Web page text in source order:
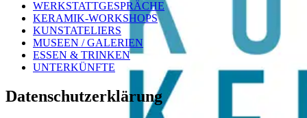
WERKSTATTGESPRÄCHE
KERAMIK-WORKSHOPS
KUNSTATELIERS
MUSEEN / GALERIEN
ESSEN & TRINKEN
UNTERKÜNFTE
Datenschutzerklärung